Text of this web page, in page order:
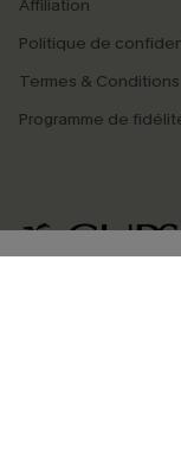
Affiliation
Politique de
Termes & Conditions
Programme de
marketing (y compris
pouvons utiliser les
savoir si ceux-ci ont
personnaliser nos
produits susceptibles
.